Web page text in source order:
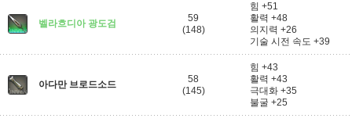
벨라흐디아 광도검
59
(148)
힘 +51
활력 +48
의지력 +26
기술 시전 속도 +39
아다만 브로드소드
58
(145)
힘 +43
활력 +43
극대화 +35
불굴 +25